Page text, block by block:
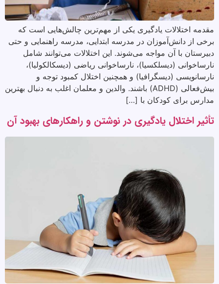
مقدمه اختلالات یادگیری یکی از مهم‌ترین چالش‌هایی است که
برخی از دانش‌آموزان در مدرسه ابتدایی، مدرسه راهنمایی و حتی
دبیرستان با آن مواجه می‌شوند. این اختلالات می‌توانند شامل
نارساخوانی (دیسلکسیا)، نارساخوانی ریاضی (دیسکالکولیا)،
نارسانویسی (دیسگرافیا) و همچنین اختلال کمبود توجه و
بیش‌فعالی (ADHD) باشند. والدین و معلمان اغلب به دنبال بهترین
مدارس برای کودکان با […]
تأثیر اختلال یادگیری در نوشتن و راهکارهای بهبود آن